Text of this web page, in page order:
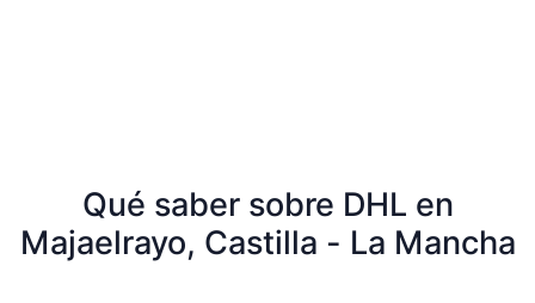
Qué saber sobre DHL en
Majaelrayo, Castilla - La Mancha